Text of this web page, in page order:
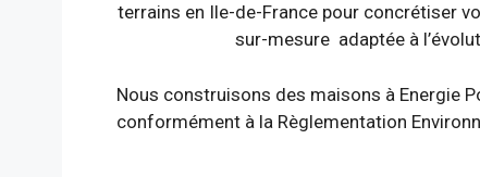
terrains en Ile-de-France pour concrétiser
sur-mesure adaptée à
Nous construisons des maisons à Energie
conformément à la Règlementation